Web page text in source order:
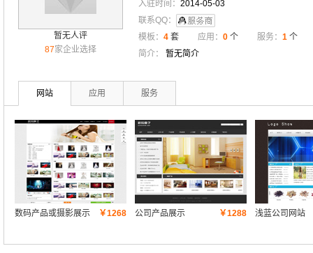
暂无人评
87家企业选择
入驻时间： 2014-05-03
联系QQ：
模板： 4 套 应用： 0 个 服务： 1 个
简介：
暂无简介
网站 应用 服务
数码产品或摄影展示
￥1268 公司产品展示 ￥1288 浅蓝公司网站